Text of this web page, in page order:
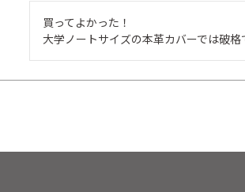
買ってよかった！
大学ノートサイズの本革カバーでは破格